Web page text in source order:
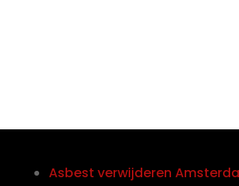
Asbest verwijderen